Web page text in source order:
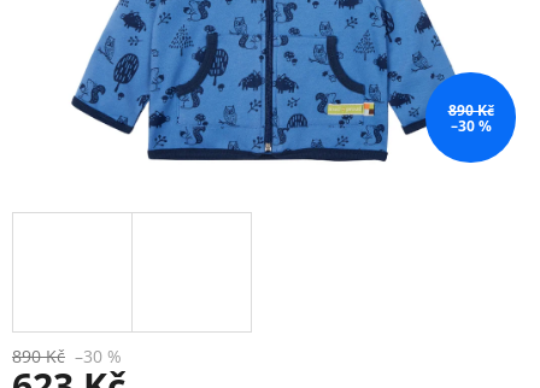
890 Kč
–30 %
890 Kč –30 %